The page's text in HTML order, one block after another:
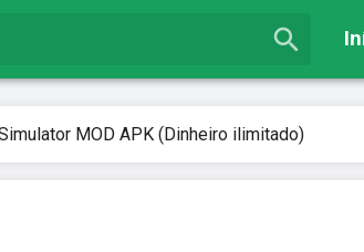
MOD APK (Dinheiro ilimitado)